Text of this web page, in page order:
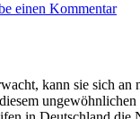
einen Kommentar514:
kann sie sich